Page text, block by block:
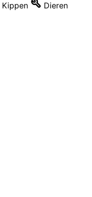
Kippen
Dieren